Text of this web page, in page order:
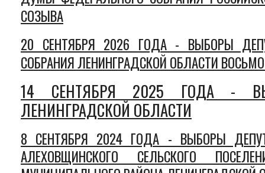
СОЗЫВА
20 СЕНТЯБРЯ 2026 ГОДА - ВЫБОРЫ
СОБРАНИЯ ЛЕНИНГРАДСКОЙ ОБЛАСТИ
14 СЕНТЯБРЯ 2025 ГОДА -
ЛЕНИНГРАДСКОЙ ОБЛАСТИ
8 СЕНТЯБРЯ 2024 ГОДА - ВЫБОРЫ
АЛЕХОВЩИНСКОГО СЕЛЬСКОГО